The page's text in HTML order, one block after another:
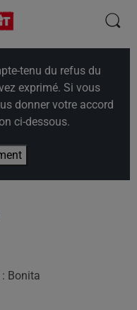
tenu du refus du
exprimé. Si vous
donner votre accord
ci-dessous.
Bonita